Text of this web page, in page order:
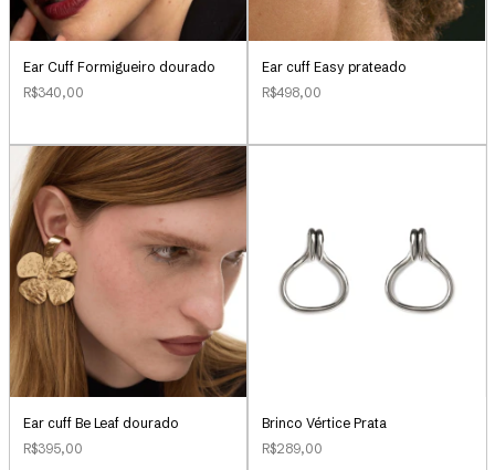
Ear Cuff Formigueiro dourado
R$340,00
Ear cuff Easy prateado
R$498,00
Ear cuff Be Leaf dourado
R$395,00
Brinco Vértice Prata
R$289,00